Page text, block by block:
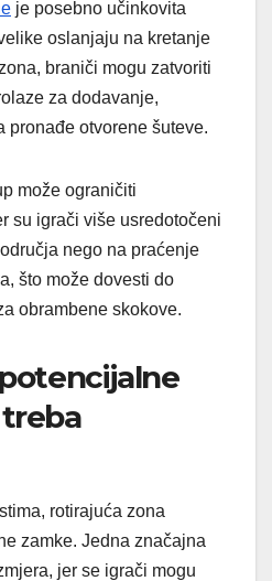
je posebno učinkovita
oslanjaju na kretanje
braniči mogu zatvoriti
za dodavanje,
pronađe otvorene šuteve.
može ograničiti
su igrači više usredotočeni
nego na praćenje
što može dovesti do
obrambene skokove.
rotirajuća zona
zamke. Jedna značajna
jer se igrači mogu